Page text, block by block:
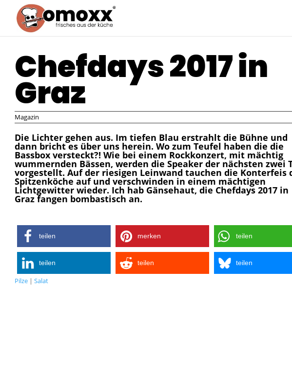
Chefdays 2017 in
Graz
Magazin
Die Lichter gehen aus. Im tiefen Blau erstrahlt die Bühne und
dann bricht es über uns herein. Wo zum Teufel haben die die
Bassbox versteckt?! Wie bei einem Rockkonzert, mit mächtig
wummernden Bässen, werden die Speaker der nächsten zwei
vorgestellt. Auf der riesigen Leinwand tauchen die Konterfeis
Spitzenköche auf und verschwinden in einem mächtigen
Lichtgewitter wieder. Ich hab Gänsehaut, die Chefdays 2017 in
Graz fangen bombastisch an.
teilen merken teilen
teilen teilen teilen
Pilze | Salat